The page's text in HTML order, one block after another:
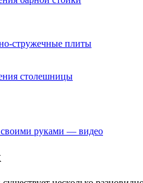
стружечные плиты
столешницы
своими руками — видео